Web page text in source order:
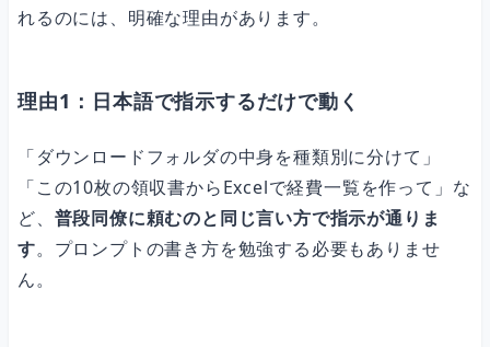
れるのには、明確な理由があります。
理由1：日本語で指示するだけで動く
「ダウンロードフォルダの中身を種類別に分けて」
「この10枚の領収書からExcelで経費一覧を作って」な
ど、 普段同僚に頼むのと同じ言い方で指示が通りま
す。プロンプトの書き方を勉強する必要もありませ
ん。